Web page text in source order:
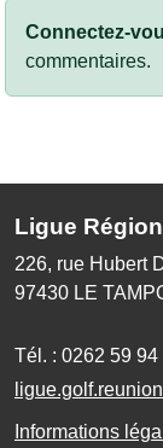
Connectez-
commentaires.
Ligue
226, rue Hubert
97430 LE
Tél. : 0262 59 94
Informations